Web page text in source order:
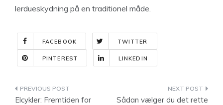
lerdueskydning på en traditionel måde.
FACEBOOK TWITTER
PINTEREST LINKEDIN
Indlægsnavigation
Elcykler: Fremtiden for
Sådan vælger du det rette